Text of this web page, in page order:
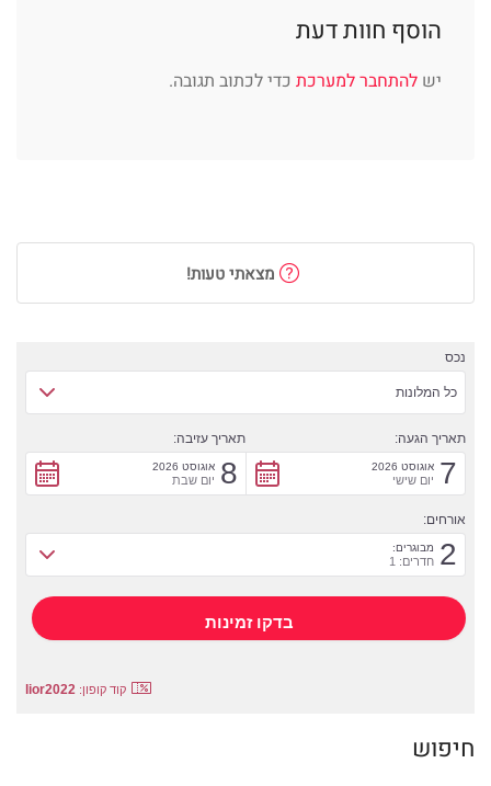
הוסף חוות דעת
יש להתחבר למערכת כדי לכתוב תגובה.
מצאתי טעות!
נכס
כל המלונות
תאריך הגעה:
7 אוגוסט 2026
יום שישי
תאריך עזיבה:
8 אוגוסט 2026
יום שבת
אורחים:
2 מבוגרים:
חדרים: 1
קוד קופון: lior2022
חיפוש